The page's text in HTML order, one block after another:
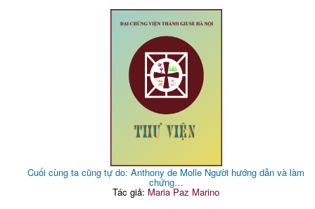
Cuối cùng ta cũng tự do: Anthony de Molle Người hướng dẫn và làm
chứng…
Tác giả: Maria Paz Marino